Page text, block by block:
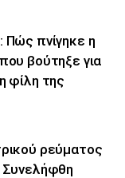
Πώς πνίγηκε η
βούτηξε για
φίλη της
ρεύματος